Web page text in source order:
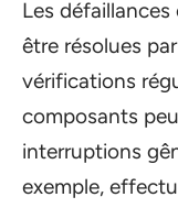
Les
être résolues
vérifications
composants
interruptions
exemple,